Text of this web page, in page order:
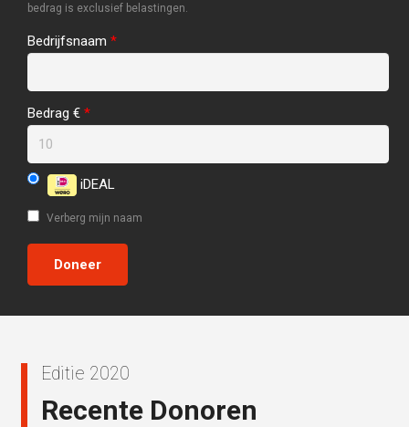
bedrag is exclusief belastingen.
Bedrijfsnaam *
Bedrag € *
iDEAL
Verberg mijn naam
Editie 2020
Recente Donoren